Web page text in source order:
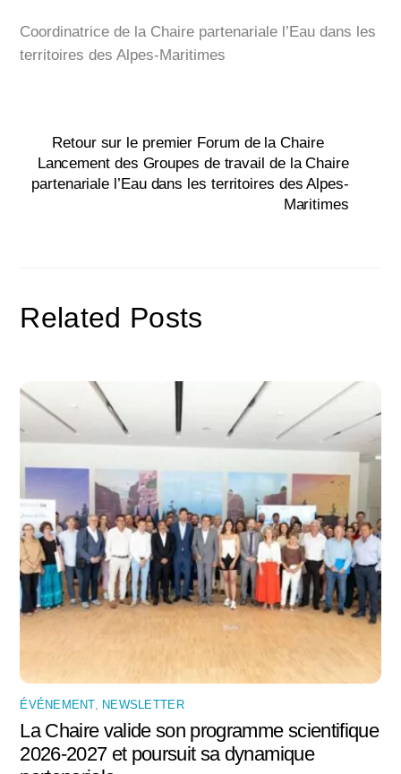
Coordinatrice de la Chaire partenariale l’Eau dans les
territoires des Alpes-Maritimes
Retour sur le premier Forum de la Chaire
Lancement des Groupes de travail de la Chaire
partenariale l’Eau dans les territoires des Alpes-
Maritimes
Related Posts
ÉVÉNEMENT, NEWSLETTER
La Chaire valide son programme scientifique
2026-2027 et poursuit sa dynamique